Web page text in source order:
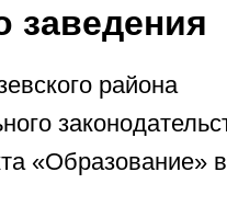
заведения
района
«Образование» в